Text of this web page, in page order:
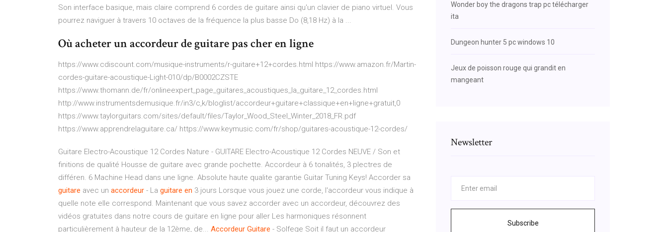
Son interface basique, mais claire comprend 6 cordes de guitare ainsi qu'un clavier de piano virtuel. Vous
pourrez naviguer à travers 10 octaves de la fréquence la plus basse Do (8,18 Hz) à la ...
Où acheter un accordeur de guitare pas cher en ligne
https://www.cdiscount.com/musique-instruments/r-guitare+12+cordes.html https://www.amazon.fr/Martin-
cordes-guitare-acoustique-Light-010/dp/B0002CZSTE
https://www.thomann.de/fr/onlineexpert_page_guitares_acoustiques_la_guitare_12_cordes.html
http://www.instrumentsdemusique.fr/in3/c,k/bloglist/accordeur+guitare+classique+en+ligne+gratuit,0
https://www.taylorguitars.com/sites/default/files/Taylor_Wood_Steel_Winter_2018_FR.pdf
https://www.apprendrelaguitare.ca/ https://www.keymusic.com/fr/shop/guitares-acoustique-12-cordes/
Guitare Electro-Acoustique 12 Cordes Nature - GUITARE Electro-Acoustique 12 Cordes NEUVE / Son et
finitions de qualité Housse de guitare avec grande pochette. Accordeur à 6 tonalités, 3 plectres de
différen. 6 Machine Head dans une ligne. Absolute haute qualite garantie Guitar Tuning Keys! Accorder sa
guitare avec un accordeur - La guitare en 3 jours Lorsque vous jouez une corde, l'accordeur vous indique à
quelle note elle correspond. Maintenant que vous savez accorder avec un accordeur, découvrez des
vidéos gratuites dans notre cours de guitare en ligne pour aller Les harmoniques résonnent
particulièrement à hauteur de la 12ème, de... Accordeur Guitare - Solfege Soit il faut un accordeur
Wonder boy the dragons trap pc télécharger
ita
Dungeon hunter 5 pc windows 10
Jeux de poisson rouge qui grandit en
mangeant
Newsletter
Subscribe